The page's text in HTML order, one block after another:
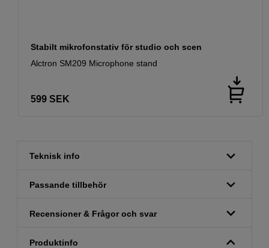
Stabilt mikrofonstativ för studio och scen
Alctron SM209 Microphone stand
599 SEK
Teknisk info
Passande tillbehör
Recensioner & Frågor och svar
Produktinfo